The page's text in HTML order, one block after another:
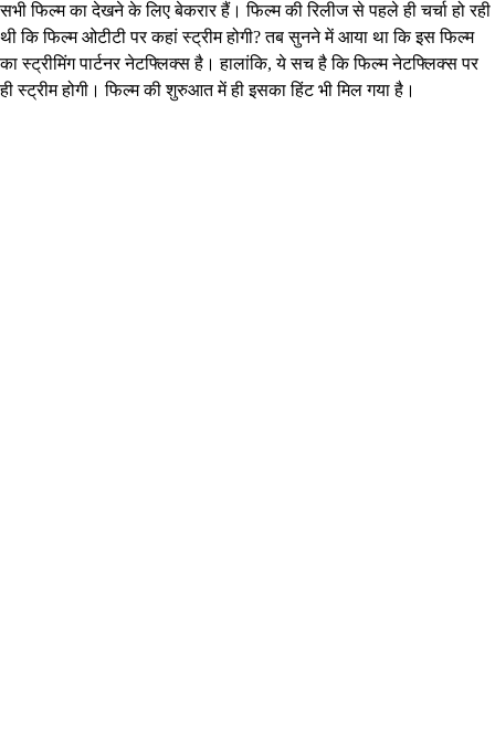
सभी फिल्म का देखने के लिए बेकरार हैं। फिल्म की रिलीज से पहले ही चर्चा हो रही
थी कि फिल्म ओटीटी पर कहां स्ट्रीम होगी? तब सुनने में आया था कि इस फिल्म
का स्ट्रीमिंग पार्टनर नेटफ्लिक्स है। हालांकि, ये सच है कि फिल्म नेटफ्लिक्स पर
ही स्ट्रीम होगी। फिल्म की शुरुआत में ही इसका हिंट भी मिल गया है।